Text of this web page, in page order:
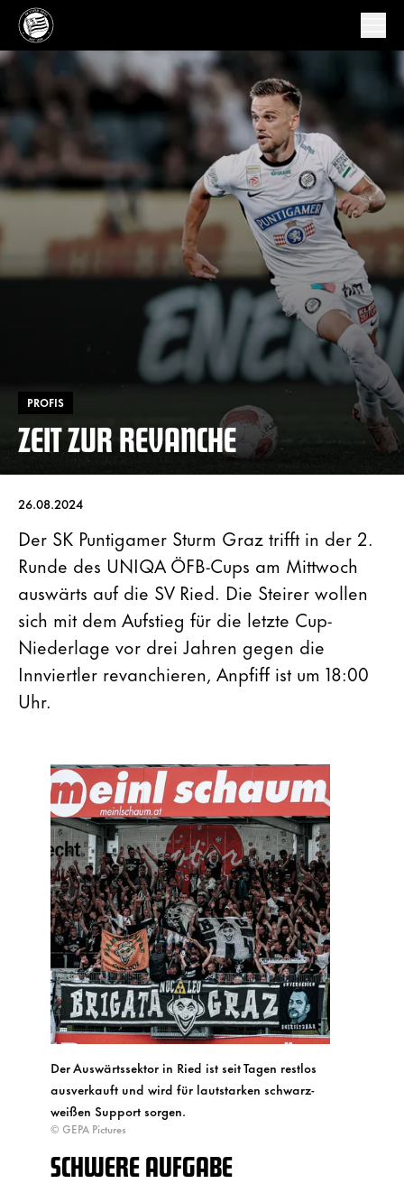
PROFIS
ZEIT ZUR REVANCHE
26.08.2024
Der SK Puntigamer Sturm Graz trifft in der 2.
Runde des UNIQA ÖFB-Cups am Mittwoch
auswärts auf die SV Ried. Die Steirer wollen
sich mit dem Aufstieg für die letzte Cup-
Niederlage vor drei Jahren gegen die
Innviertler revanchieren, Anpfiff ist um 18:00
Uhr.
Der Auswärtssektor in Ried ist seit Tagen restlos
ausverkauft und wird für lautstarken schwarz-
weißen Support sorgen.
© GEPA Pictures
SCHWERE AUFGABE